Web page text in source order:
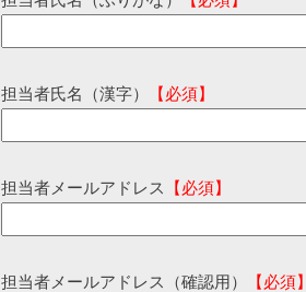
担当者氏名（漢字） 【必須】
担当者メールアドレス 【必須】
担当者メールアドレス（確認用） 【必須